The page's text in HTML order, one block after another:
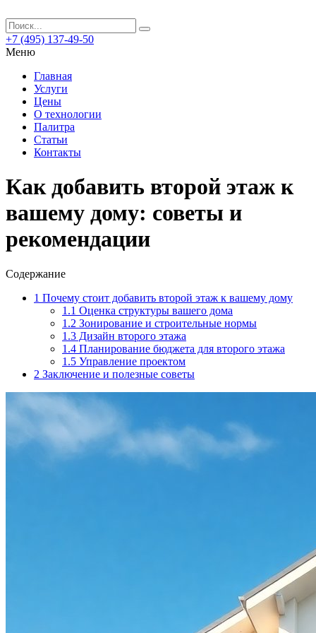
+7 (495) 137-49-50
Меню
Главная
Услуги
Цены
О технологии
Палитра
Статьи
Контакты
Как добавить второй этаж к
вашему дому: советы и
рекомендации
Содержание
1 Почему стоит добавить второй этаж к вашему дому
1.1 Оценка структуры вашего дома
1.2 Зонирование и строительные нормы
1.3 Дизайн второго этажа
1.4 Планирование бюджета для второго этажа
1.5 Управление проектом
2 Заключение и полезные советы